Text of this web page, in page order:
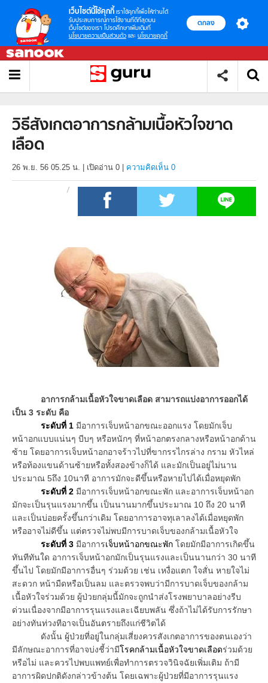
เว็บไซต์นี้ใช้คุกกี้ เราใช้คุกกี้เพื่อให้ท่านได้
รับประสบการณ์การใช้งานที่ดีที่สุดบน
เว็บไซต์ของเรา โปรดศึกษาเพิ่มเติมที่
นโยบายความเป็นส่วนตัว และ นโยบายคุกกี้
ตกลง
วิธีสังเกตอาการกล้ามเนื้อหัวใจขาด
เลือด
26 พ.ย. 56 05.25 น. เปิดอ่าน 0 ความคิดเห็น 0
อาการกล้ามเนื้อหัวใจขาดเลือด สามารถแบ่งอาการออกได้
เป็น 3 ระดับ คือ
ระดับที่ 1 มีอาการเจ็บหน้าอกขณะออกแรง โดยมักเจ็บ
หน้าอกแบบแน่นๆ บีบๆ หรือหนักๆ ที่หน้าอกตรงกลางหรือหน้าอกด้าน
ซ้าย โดยอาการเจ็บหน้าอกอาจร้าวไปที่ขากรรไกรล่าง กราม หัวไหล่
หรือท้องแขนด้านซ้ายหรือทั้งสองข้างก็ได้ และมักเป็นอยู่ไม่นาน
ประมาณ 5ถึง 10นาที อาการมักจะดีขึ้นหรือหายไปได้เมื่อหยุดพัก
ระดับที่ 2 มีอาการเจ็บหน้าอกขณะพัก และอาการเจ็บหน้าอก
มักจะเป็นรุนแรงมากขึ้น เป็นนานมากขึ้นประมาณ 10 ถึง 20 นาที
และเป็นบ่อยครั้งขึ้นกว่าเดิม โดยอาการอาจทุเลาลงได้เมื่อหยุดพัก
หรืออาจไม่ดีขึ้น แต่ตรวจไม่พบมีการบาดเจ็บของกล้ามเนื้อหัวใจ
ระดับที่ 3 มีอาการเจ็บหน้าอกขณะพัก โดยมักมีอาการเกิดขึ้น
ทันทีทันใด อาการเจ็บหน้าอกมักเป็นรุนแรงและเป็นนานกว่า 30 นาที
ขึ้นไป โดยมักมีอาการอื่นๆ ร่วมด้วย เช่น เหงื่อแตก ใจสั่น หายใจไม่
สะดวก หน้ามืดหรือเป็นลม และตรวจพบว่ามีการบาดเจ็บของกล้าม
เนื้อหัวใจร่วมด้วย ผู้ป่วยกลุ่มนี้มักจะถูกนำส่งโรงพยาบาลอย่างรีบ
ด่วนเนื่องจากมีอาการรุนแรงและเฉียบพลัน ซึ่งถ้าไม่ได้รับการรักษา
อย่างทันท่วงทีอาจเป็นอันตรายถึงแก่ชีวิตได้
ดังนั้น ผู้ป่วยที่อยู่ในกลุ่มเสี่ยงควรสังเกตอาการของตนเองว่า
มีลักษณะอาการที่อาจบ่งชี้ว่ามีโรคกล้ามเนื้อหัวใจขาดเลือดร่วมด้วย
หรือไม่ และควรไปพบแพทย์เพื่อทำการตรวจวินิจฉัยเพิ่มเติม ถ้ามี
อาการผิดปกติดังกล่าวข้างต้น โดยเฉพาะผู้ป่วยที่มีอาการรุนแรง